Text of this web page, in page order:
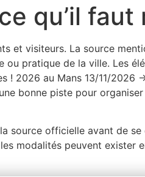
qu’il
et visiteurs. La source
pratique de la ville. Les
! 2026 au Mans 13/11/
bonne piste pour
source officielle avant de
modalités peuvent